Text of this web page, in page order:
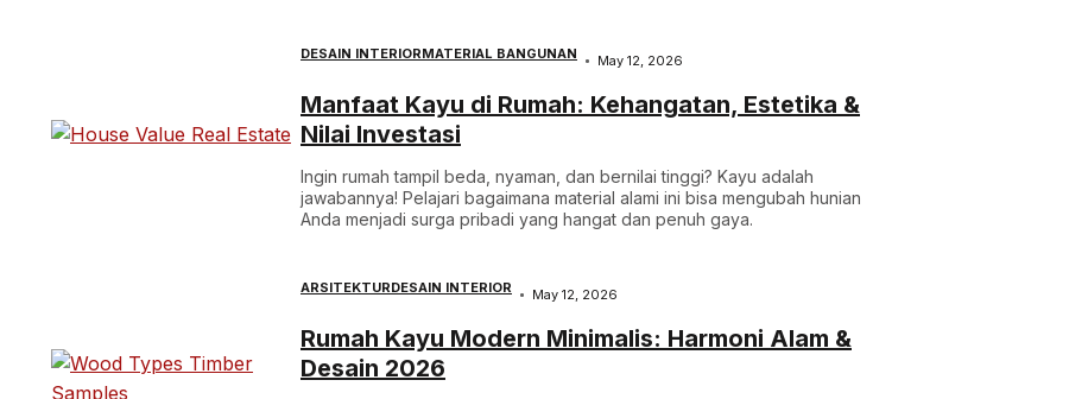
DESAIN INTERIORMATERIAL BANGUNAN May 12, 2026
Manfaat Kayu di Rumah: Kehangatan, Estetika &
Nilai Investasi
Ingin rumah tampil beda, nyaman, dan bernilai tinggi? Kayu adalah
jawabannya! Pelajari bagaimana material alami ini bisa mengubah hunian
Anda menjadi surga pribadi yang hangat dan penuh gaya.
ARSITEKTURDESAIN INTERIOR May 12, 2026
Rumah Kayu Modern Minimalis: Harmoni Alam &
Desain 2026